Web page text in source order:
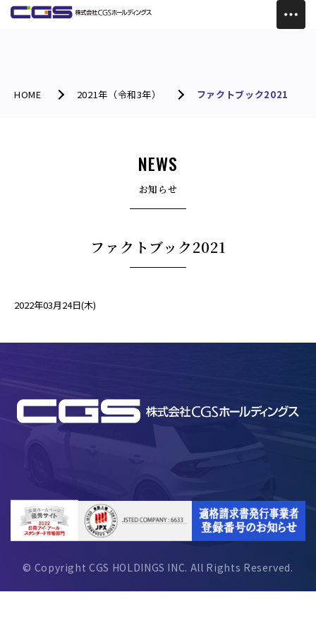
HOME 2021年（令和3年） ファクトブック2021
NEWS
お知らせ
ファクトブック2021
2022年03月24日(木)
© Copyright CGS HOLDINGS INC. All Rights Reserved.